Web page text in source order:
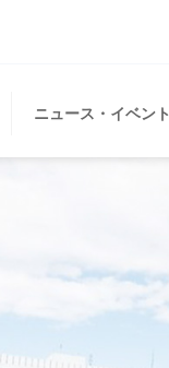
ニュース・イベント